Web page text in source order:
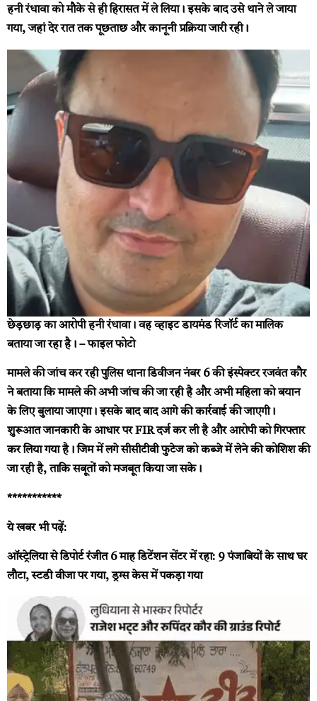
हनी रंधावा को मौके से ही हिरासत में ले लिया। इसके बाद उसे थाने ले जाया
गया, जहां देर रात तक पूछताछ और कानूनी प्रक्रिया जारी रही।
छेड़छाड़ का आरोपी हनी रंधावा। वह व्हाइट डायमंड रिजॉर्ट का मालिक
बताया जा रहा है। – फाइल फोटो
मामले की जांच कर रही पुलिसथाना डिवीजन नंबर 6 की इंस्पेक्टर रजवंत कौर
ने बताया कि मामले की अभी जांच की जा रही है और अभी महिला को बयान
के लिए बुलाया जाएगा। इसके बाद बाद आगे की कार्रवाई की जाएगी।
शुरूआत जानकारी के आधार पर FIR दर्ज कर ली है और आरोपी को गिरफ्तार
कर लिया गया है। जिम में लगे सीसीटीवी फुटेज को कब्जे में लेने की कोशिश की
जा रही है, ताकि सबूतों को मजबूत किया जा सके।
***********
ये खबर भी पढ़ें:
ऑस्ट्रेलिया से डिपोर्ट रंजीत 6 माह डिटेंशन सेंटर में रहा: 9 पंजाबियों के साथ घर
लौटा, स्टडी वीजा पर गया, ड्रग्स केस में पकड़ा गया